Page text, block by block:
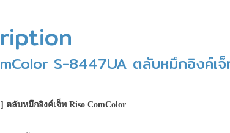
สั่ง
S-8447UA ตลับหมึกอิงค์เจ็
ตลับหมึกอิงค์เจ็ท Riso ComColor